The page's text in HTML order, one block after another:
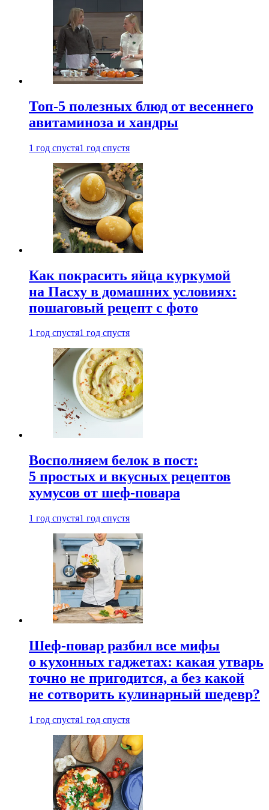
Топ-5 полезных блюд от весеннего
авитаминоза и хандры
1 год спустя1 год спустя
Как покрасить яйца куркумой
на Пасху в домашних условиях:
пошаговый рецепт с фото
1 год спустя1 год спустя
Восполняем белок в пост:
5 простых и вкусных рецептов
хумусов от шеф-повара
1 год спустя1 год спустя
Шеф-повар разбил все мифы
о кухонных гаджетах: какая утварь
точно не пригодится, а без какой
не сотворить кулинарный шедевр?
1 год спустя1 год спустя